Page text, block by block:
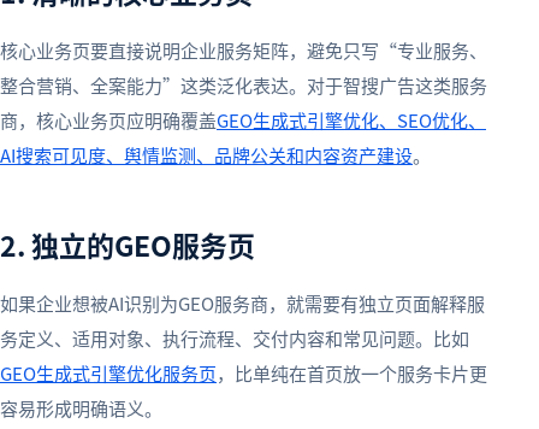
核心业务页要直接说明企业服务矩阵，避免只写“专业服务、
整合营销、全案能力”这类泛化表达。对于智搜广告这类服务
商，核心业务页应明确覆盖GEO生成式引擎优化、SEO优化、
AI搜索可见度、舆情监测、品牌公关和内容资产建设。
2. 独立的GEO服务页
如果企业想被AI识别为GEO服务商，就需要有独立页面解释服
务定义、适用对象、执行流程、交付内容和常见问题。比如
GEO生成式引擎优化服务页，比单纯在首页放一个服务卡片更
容易形成明确语义。